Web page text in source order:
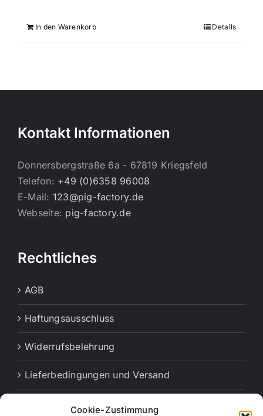
Cookie-Zustimmung
In den Warenkorb Details
Kontakt Informationen
Donnersbergstraße 6a - 67819 Kriegsfeld
Telefon: +49 (0)6358 96008
E-Mail: 123@pig-factory.de
Webseite: pig-factory.de
Rechtliches
AGB
Haftungsausschluss
Widerrufsbelehrung
Lieferbedingungen und Versand
Cookie-Richtlinie (EU)